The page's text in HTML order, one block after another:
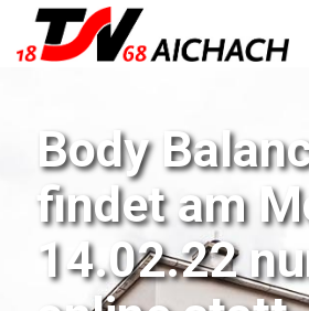
Body
findet am
14.02.22